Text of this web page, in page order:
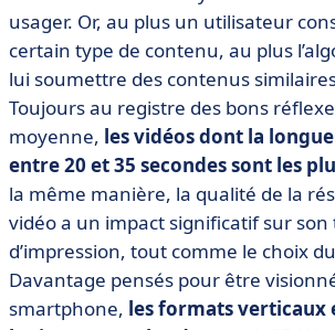
usager. Or, au plus un utilisateur
certain type de contenu, au plus
lui soumettre des contenus
Toujours au registre des bons
moyenne, les vidéos dont la
entre 20 et 35 secondes sont les
la même manière, la qualité de la
vidéo a un impact significatif sur son
d’impression, tout comme le choix
Davantage pensés pour être
smartphone, les formats verticaux